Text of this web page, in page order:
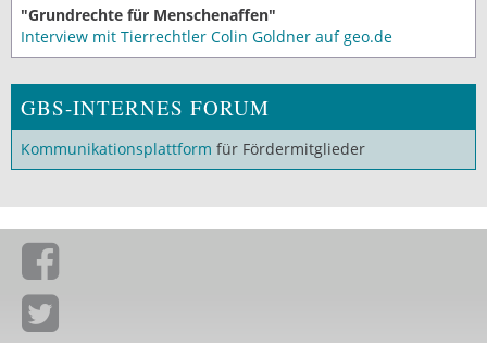
"Grundrechte für Menschenaffen"
Interview mit Tierrechtler Colin Goldner auf geo.de
GBS-INTERNES FORUM
Kommunikationsplattform für Fördermitglieder
Giordano-Bruno-Stiftung auf Facebook